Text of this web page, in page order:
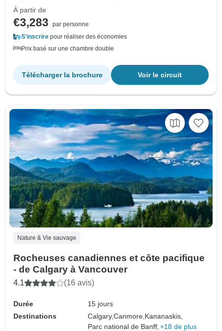
À partir de
€3,283
par personne
S'inscrire pour réaliser des économies
Prix basé sur une chambre double
Voir le circuit
Télécharger la brochure
Nature & Vie sauvage
Rocheuses canadiennes et côte pacifique
- de Calgary à Vancouver
4.1 (16 avis)
Durée
15 jours
Destinations
Calgary,Canmore, Kananaskis,
Parc national de Banff, +18 de plus